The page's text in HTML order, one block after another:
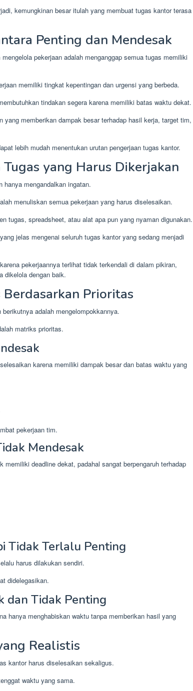
kemungkinan besar itulah yang membuat tugas kantor terasa
Penting dan Mendesak
pekerjaan adalah menganggap semua tugas memiliki
memiliki tingkat kepentingan dan urgensi yang berbeda.
tindakan segera karena memiliki batas waktu dekat.
yang memberikan dampak besar terhadap hasil kerja, target tim,
lebih mudah menentukan urutan pengerjaan tugas kantor.
yang Harus Dikerjakan
hanya mengandalkan ingatan.
menuliskan semua pekerjaan yang harus diselesaikan.
tugas, spreadsheet, atau alat apa pun yang nyaman digunakan.
jelas mengenai seluruh tugas kantor yang sedang menjadi
pekerjaannya terlihat tidak terkendali di dalam pikiran,
dikelola dengan baik.
Prioritas
adalah mengelompokkannya.
matriks prioritas.
karena memiliki dampak besar dan batas waktu yang
pekerjaan tim.
Mendesak
memiliki deadline dekat, padahal sangat berpengaruh terhadap
Tidak Terlalu Penting
harus dilakukan sendiri.
didelegasikan.
dan Tidak Penting
hanya menghabiskan waktu tanpa memberikan hasil yang
Realistis
kantor harus diselesaikan sekaligus.
waktu yang sama.